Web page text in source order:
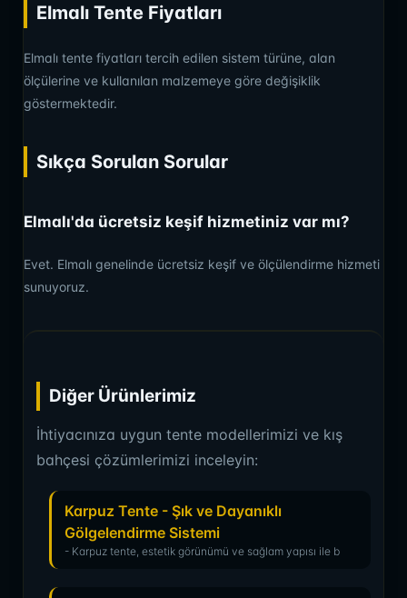
Elmalı Tente Fiyatları
Elmalı tente fiyatları tercih edilen sistem türüne, alan
ölçülerine ve kullanılan malzemeye göre değişiklik
göstermektedir.
Sıkça Sorulan Sorular
Elmalı'da ücretsiz keşif hizmetiniz var mı?
Evet. Elmalı genelinde ücretsiz keşif ve ölçülendirme hizmeti
sunuyoruz.
Diğer Ürünlerimiz
İhtiyacınıza uygun tente modellerimizi ve kış
bahçesi çözümlerimizi inceleyin:
Karpuz Tente - Şık ve Dayanıklı
Gölgelendirme Sistemi
- Karpuz tente, estetik görünümü ve sağlam yapısı ile b